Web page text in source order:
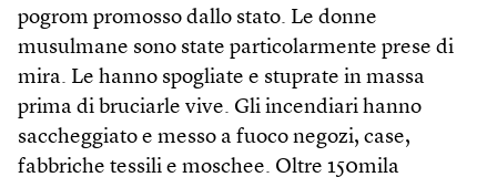
pogrom promosso dallo stato. Le donne
musulmane sono state particolarmente prese di
mira. Le hanno spogliate e stuprate in massa
prima di bruciarle vive. Gli incendiari hanno
saccheggiato e messo a fuoco negozi, case,
fabbriche tessili e moschee. Oltre 150mila